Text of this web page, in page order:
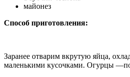
майонез
Способ приготовления:
Заранее отварим вкрутую яйца,
маленькими кусочками. Огурцы